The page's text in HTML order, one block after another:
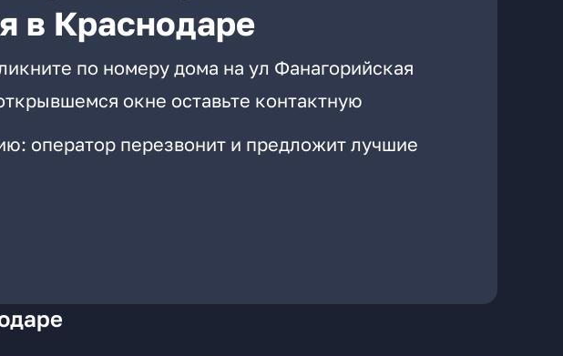
в Краснодаре
по номеру дома на ул Фанагорийская
окне оставьте контактную
оператор перезвонит и предложит лучшие